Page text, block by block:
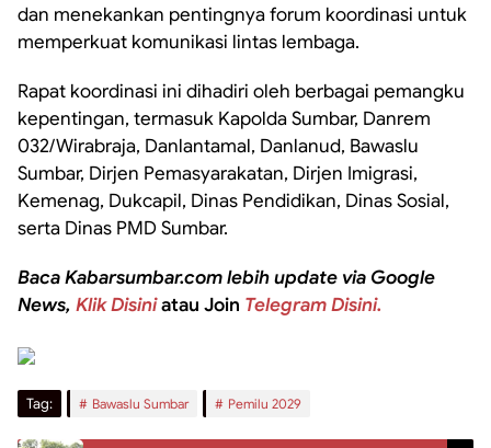
dan menekankan pentingnya forum koordinasi untuk
memperkuat komunikasi lintas lembaga.
Rapat koordinasi ini dihadiri oleh berbagai pemangku
kepentingan, termasuk Kapolda Sumbar, Danrem
032/Wirabraja, Danlantamal, Danlanud, Bawaslu
Sumbar, Dirjen Pemasyarakatan, Dirjen Imigrasi,
Kemenag, Dukcapil, Dinas Pendidikan, Dinas Sosial,
serta Dinas PMD Sumbar.
Baca Kabarsumbar.com lebih update via Google
News, Klik Disiniatau Join Telegram Disini.
Tag: Bawaslu Sumbar Pemilu 2029